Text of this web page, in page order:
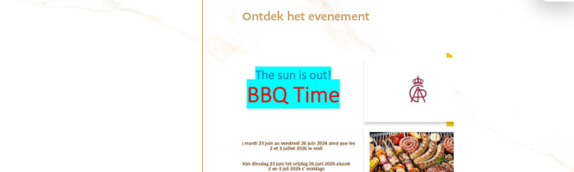
Ontdek het evenement